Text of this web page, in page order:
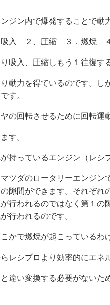
ジン内で爆発することで動
吸入 ２、圧縮 ３．燃焼 ４
吸入、圧縮しもう１往復す
動力を得ているのです。し
す。
の回転させるために回転運
す。
持っているエンジン（レシ
ツダのロータリーエンジ
隙間ができます。それぞ
行われるのではなく第１
行われるのです。
かで燃焼が起こっているわ
レシプロより効率的にエネ
違い変換する必要がないた